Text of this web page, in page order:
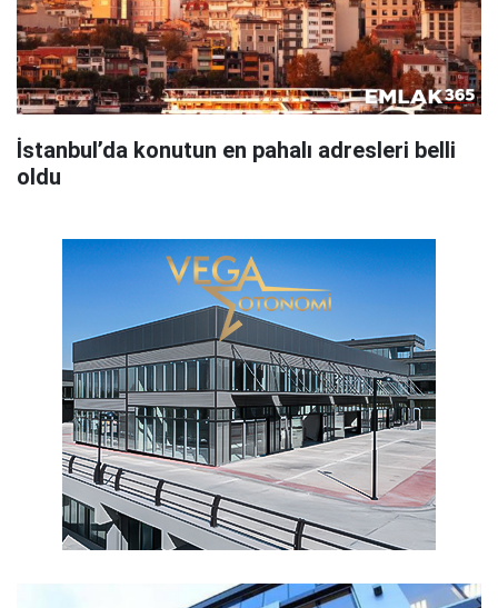
İstanbul’da konutun en pahalı adresleri belli
oldu